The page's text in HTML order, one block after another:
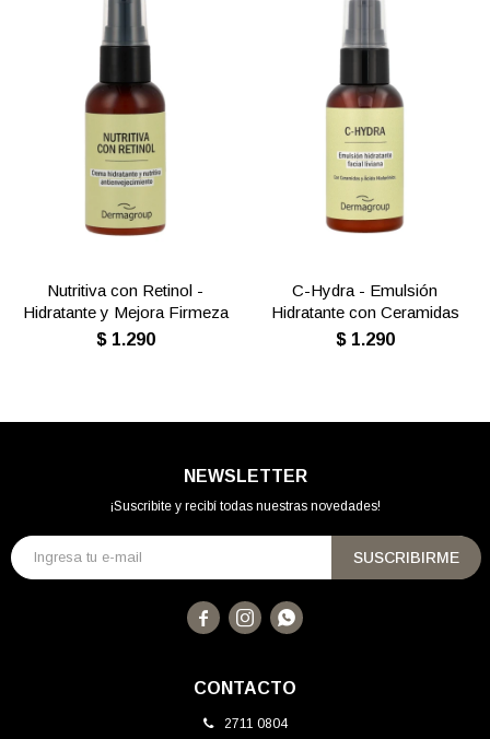
Nutritiva con Retinol -
Hidratante y Mejora Firmeza
$ 1.290
C-Hydra - Emulsión
Hidratante con Ceramidas
$ 1.290
CONTACTO
2711 0804
NEWSLETTER
¡Suscribite y recibí todas nuestras novedades!
SUSCRIBIRME
  